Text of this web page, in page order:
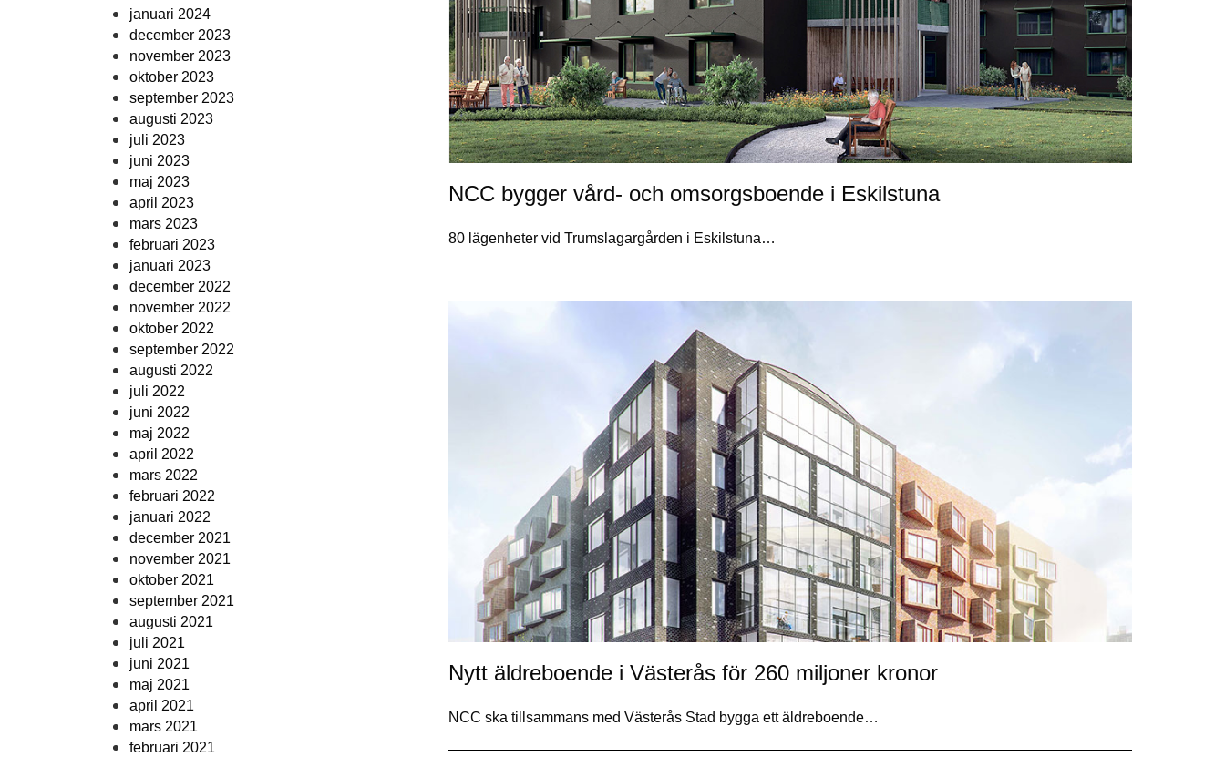
januari 2024
december 2023
november 2023
oktober 2023
september 2023
augusti 2023
juli 2023
juni 2023
maj 2023
april 2023
mars 2023
februari 2023
januari 2023
december 2022
november 2022
oktober 2022
september 2022
augusti 2022
juli 2022
juni 2022
maj 2022
april 2022
mars 2022
februari 2022
januari 2022
december 2021
november 2021
oktober 2021
september 2021
augusti 2021
juli 2021
juni 2021
maj 2021
april 2021
mars 2021
februari 2021
NCC bygger vård- och omsorgsboende i Eskilstuna
80 lägenheter vid Trumslagargården i Eskilstuna…
Nytt äldreboende i Västerås för 260 miljoner kronor
NCC ska tillsammans med Västerås Stad bygga ett äldreboende…